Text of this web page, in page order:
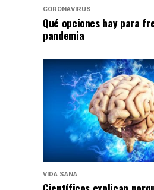
CORONAVIRUS
Qué opciones hay para
pandemia
VIDA SANA